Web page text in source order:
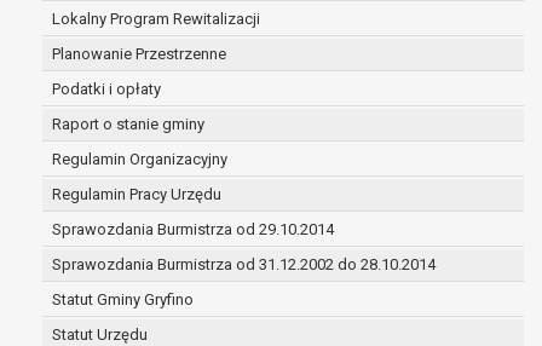
Lokalny Program Rewitalizacji
Planowanie Przestrzenne
Podatki i opłaty
Raport o stanie gminy
Regulamin Organizacyjny
Regulamin Pracy Urzędu
Sprawozdania Burmistrza od 29.10.2014
Sprawozdania Burmistrza od 31.12.2002 do 28.10.2014
Statut Gminy Gryfino
Statut Urzędu
(merytorycznych), a także obowiązków i
zadań zleconych przez instytucje
nadrzędne wobec Gminy;
zawarcia i realizacji umów;
ochrony żywotnych interesów osoby, której
dane dotyczą, lub innej osoby fizycznej;
wykonania zadania realizowanego w
interesie publicznym lub w ramach
sprawowania władzy publicznej
powierzonej administratorowi;
w pozostałych przypadkach dane osobowe
przetwarzane są wyłącznie na podstawie
wcześniej udzielonej zgody w zakresie i celu